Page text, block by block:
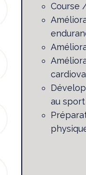
Course
au sport